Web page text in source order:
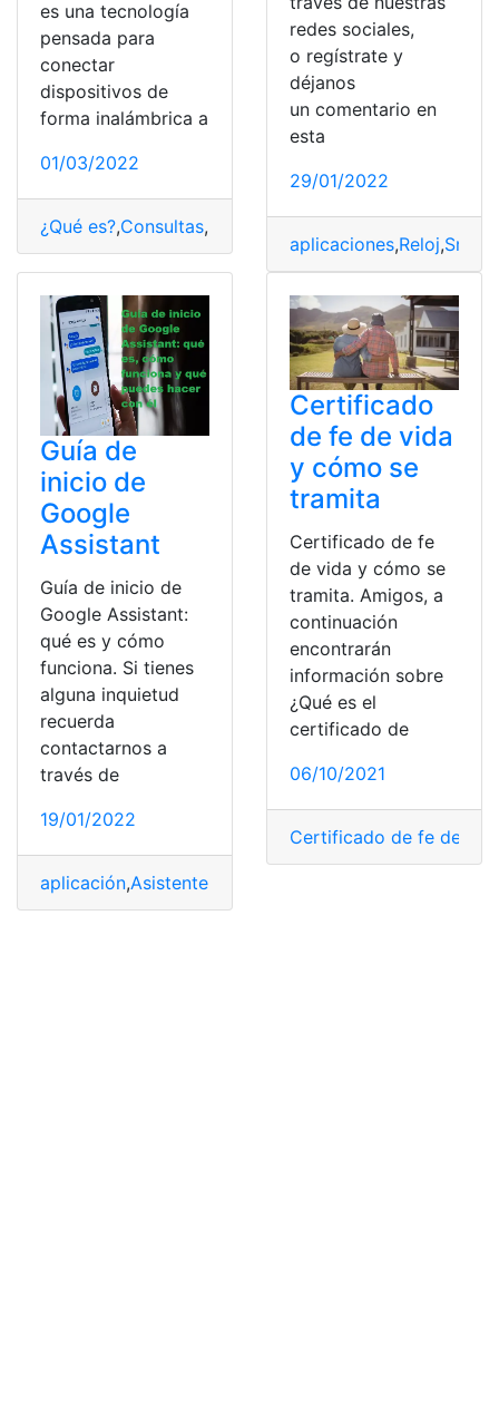
es una tecnología
pensada para
conectar
dispositivos de
forma inalámbrica a
01/03/2022
¿Qué es?,Consultas,
redes sociales,
o regístrate y
déjanos
un comentario en
esta
29/01/2022
aplicaciones,Reloj,
Guía de
inicio de
Google
Assistant
Guía de inicio de
Google Assistant:
qué es y cómo
funciona. Si tienes
alguna inquietud
recuerda
contactarnos a
través de
19/01/2022
aplicación,Asistente
Certificado
de fe de vida
y cómo se
tramita
Certificado de fe
de vida y cómo se
tramita. Amigos, a
continuación
encontrarán
información sobre
¿Qué es el
certificado de
06/10/2021
Certificado de fe de